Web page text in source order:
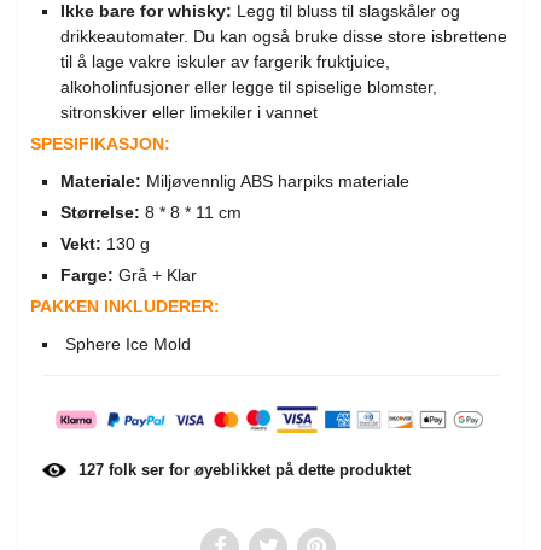
Ikke bare for whisky: Legg til bluss til slagskåler og
drikkeautomater. Du kan også bruke disse store isbrettene
til å lage vakre iskuler av fargerik fruktjuice,
alkoholinfusjoner eller legge til spiselige blomster,
sitronskiver eller limekiler i vannet
SPESIFIKASJON:
Materiale: Miljøvennlig ABS harpiks materiale
Størrelse: 8 * 8 * 11 cm
Vekt: 130 g
Farge: Grå + Klar
PAKKEN INKLUDERER:
Sphere Ice Mold
127 folk ser for øyeblikket på dette produktet